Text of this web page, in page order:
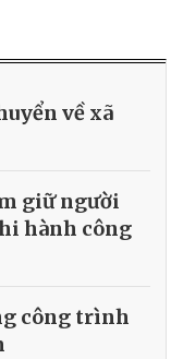
về xã
giữ người
hành công
công trình